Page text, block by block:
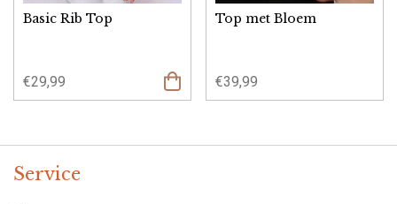
Basic Rib Top
€29,99
Opties
Top met Bloem
€39,99
Service